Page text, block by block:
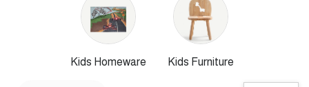
Kids Furniture
Kids Homeware